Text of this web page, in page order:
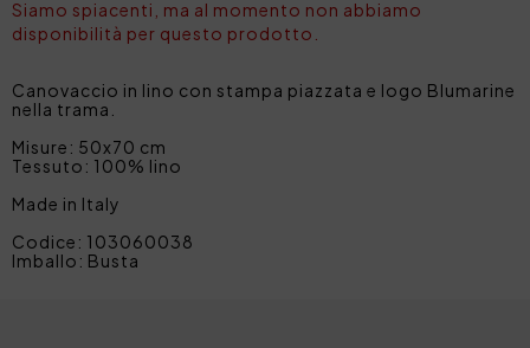
Siamo spiacenti, ma al momento non abbiamo
disponibilità per questo prodotto.
Canovaccio in lino con stampa piazzata e logo Blumarine
nella trama.
Misure: 50x70 cm
Tessuto: 100% lino
Made in Italy
Codice: 103060038
Imballo: Busta